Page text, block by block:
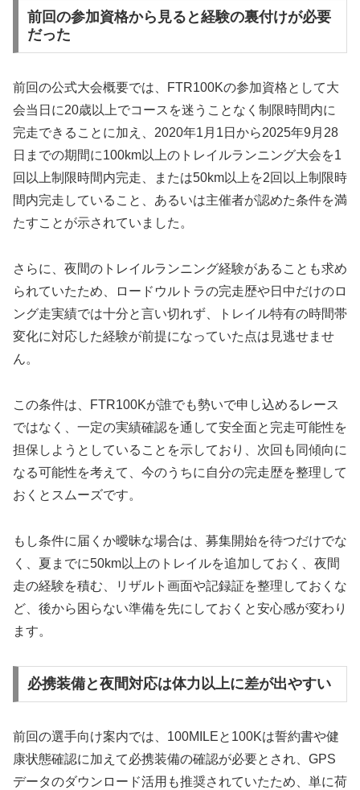
前回の参加資格から見ると経験の裏付けが必要
だった
前回の公式大会概要では、FTR100Kの参加資格として大
会当日に20歳以上でコースを迷うことなく制限時間内に
完走できることに加え、2020年1月1日から2025年9月28
日までの期間に100km以上のトレイルランニング大会を1
回以上制限時間内完走、または50km以上を2回以上制限時
間内完走していること、あるいは主催者が認めた条件を満
たすことが示されていました。
さらに、夜間のトレイルランニング経験があることも求め
られていたため、ロードウルトラの完走歴や日中だけのロ
ング走実績では十分と言い切れず、トレイル特有の時間帯
変化に対応した経験が前提になっていた点は見逃せませ
ん。
この条件は、FTR100Kが誰でも勢いで申し込めるレース
ではなく、一定の実績確認を通して安全面と完走可能性を
担保しようとしていることを示しており、次回も同傾向に
なる可能性を考えて、今のうちに自分の完走歴を整理して
おくとスムーズです。
もし条件に届くか曖昧な場合は、募集開始を待つだけでな
く、夏までに50km以上のトレイルを追加しておく、夜間
走の経験を積む、リザルト画面や記録証を整理しておくな
ど、後から困らない準備を先にしておくと安心感が変わり
ます。
必携装備と夜間対応は体力以上に差が出やすい
前回の選手向け案内では、100MILEと100Kは誓約書や健
康状態確認に加えて必携装備の確認が必要とされ、GPS
データのダウンロード活用も推奨されていたため、単に荷